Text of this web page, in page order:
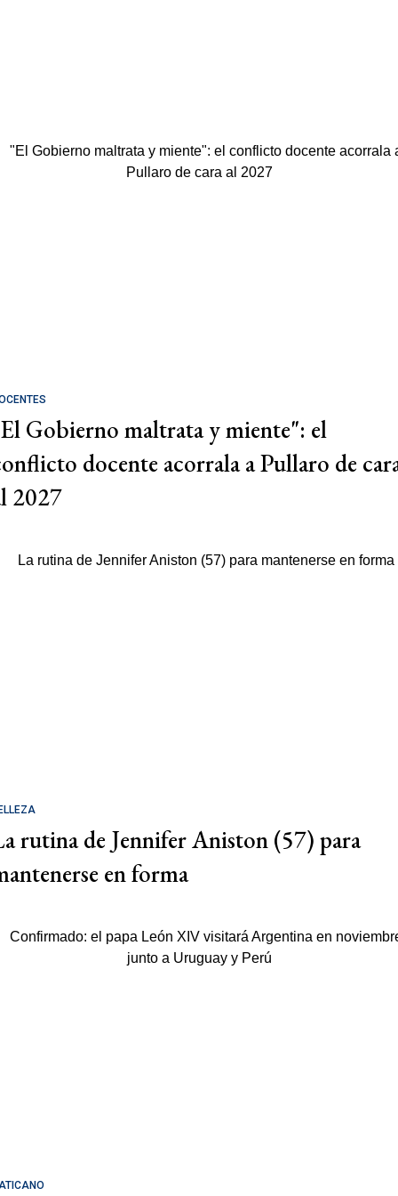
Gobierno maltrata y miente": el
docente acorrala a Pullaro de
2027
rutina de Jennifer Aniston (57) para
en forma